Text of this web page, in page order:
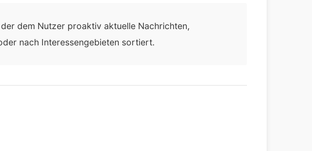
dem Nutzer proaktiv aktuelle Nachrichten,
nach Interessengebieten sortiert.